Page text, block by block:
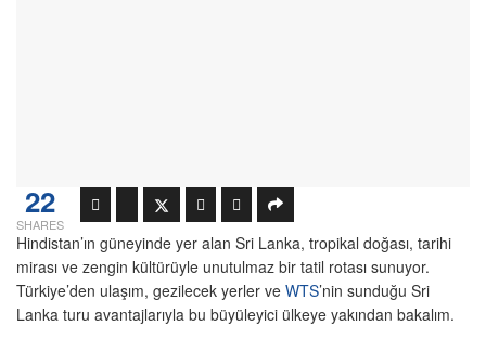
22
SHARES
Hindistan’ın güneyinde yer alan Sri Lanka, tropikal doğası, tarihi
mirası ve zengin kültürüyle unutulmaz bir tatil rotası sunuyor.
Türkiye’den ulaşım, gezilecek yerler ve WTS’nin sunduğu Sri
Lanka turu avantajlarıyla bu büyüleyici ülkeye yakından bakalım.